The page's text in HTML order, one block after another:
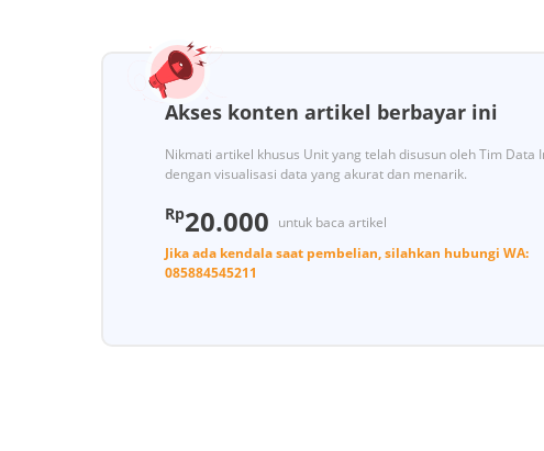
Akses konten artikel berbayar ini
Nikmati artikel khusus Unit yang telah disusun oleh Tim Data
dengan visualisasi data yang akurat dan menarik.
Rp20.000 untuk baca artikel
Jika ada kendala saat pembelian, silahkan hubungi WA:
085884545211